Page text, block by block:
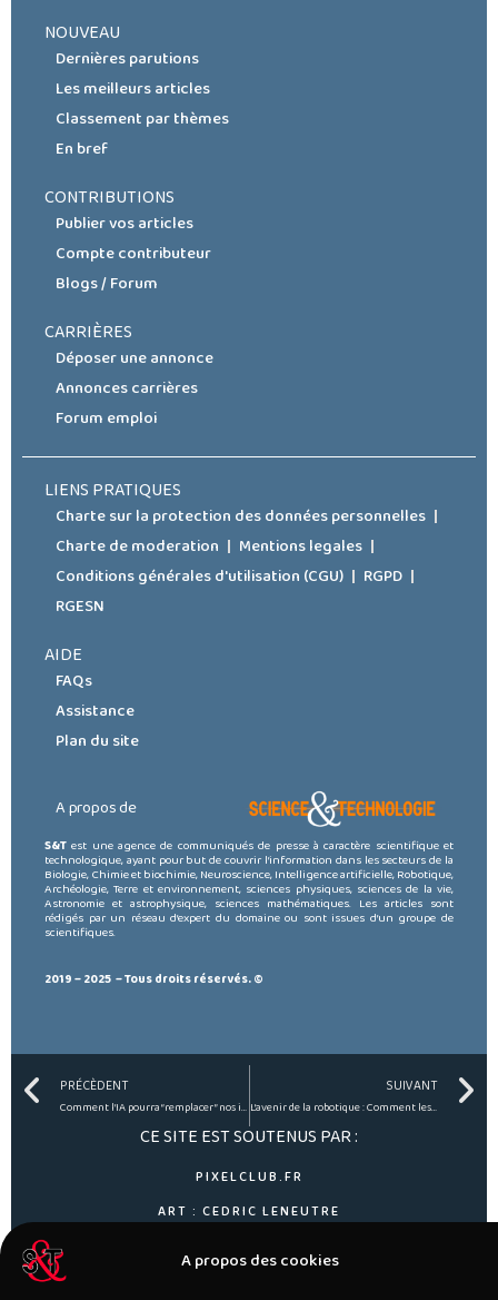
A propos des cookies
NOUVEAU
Dernières parutions
Les meilleurs articles
Classement par thèmes
En bref
CONTRIBUTIONS
Publier vos articles
Compte contributeur
Blogs / Forum
CARRIÈRES
Déposer une annonce
Annonces carrières
Forum emploi
LIENS PRATIQUES
Charte sur la protection des données personnelles
Charte de moderation
Mentions legales
Conditions générales d'utilisation (CGU)
RGPD
RGESN
AIDE
FAQs
Assistance
Plan du site
A propos de
S&T est une agence de communiqués de presse à caractère scientifique et
technologique, ayant pour but de couvrir l’information dans les secteurs de la
Biologie, Chimie et biochimie, Neuroscience, Intelligence artificielle, Robotique,
Archéologie, Terre et environnement, sciences physiques, sciences de la vie,
Astronomie et astrophysique, sciences mathématiques. Les articles sont
rédigés par un réseau d’expert du domaine ou sont issues d’un groupe de
scientifiques.
2019 – 2025 – Tous droits réservés. ©
Prev
PRÉCÈDENT
Comment l’IA pourra “remplacer” nos influenceurs.
SUIVANT
L’avenir de la robotique : Comment les robots vont-ils changer le monde ?
CE SITE EST SOUTENUS PAR :
PIXELCLUB.FR
ART : CEDRIC LENEUTRE